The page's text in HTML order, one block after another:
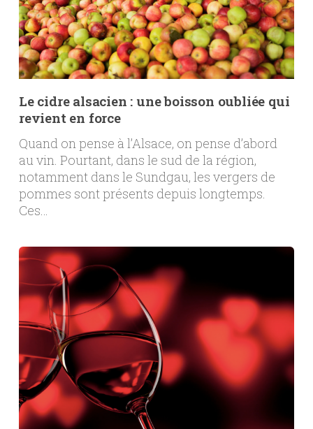
Le cidre alsacien : une boisson oubliée qui
revient en force
Quand on pense à l’Alsace, on pense d’abord
au vin. Pourtant, dans le sud de la région,
notamment dans le Sundgau, les vergers de
pommes sont présents depuis longtemps.
Ces…